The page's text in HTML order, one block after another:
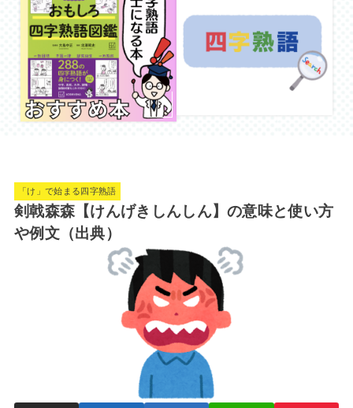
「け」で始まる四字熟語
剣戟森森【けんげきしんしん】の意味と使い方
や例文（出典）